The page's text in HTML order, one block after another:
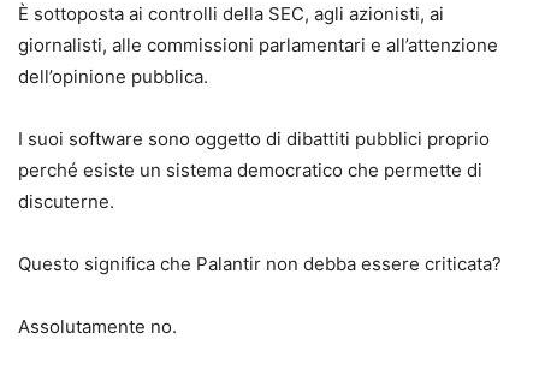
È sottoposta ai controlli della SEC, agli azionisti, ai
giornalisti, alle commissioni parlamentari e all’attenzione
dell’opinione pubblica.
I suoi software sono oggetto di dibattiti pubblici proprio
perché esiste un sistema democratico che permette di
discuterne.
Questo significa che Palantir non debba essere criticata?
Assolutamente no.